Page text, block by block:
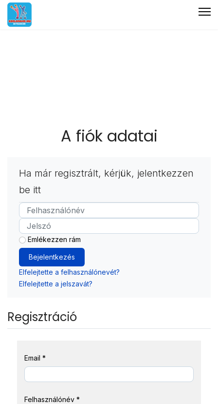
A fiók adatai
Ha már regisztrált, kérjük, jelentkezzen
be itt
Felhasználónév
Jelszó
Emlékezzen rám
Bejelentkezés
Elfelejtette a felhasználónevét?
Elfelejtette a jelszavát?
Regisztráció
Email *
Felhasználónév *